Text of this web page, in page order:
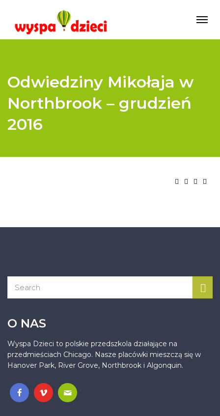
Odwiedziny Mikołaja w
Northbrook – grudzień
2016
O NAS
Wyspa Dzieci to polskie przedszkola działające na
przedmieściach Chicago. Nasze placówki mieszczą się w
Hanover Park, River Grove, Northbrook i Algonquin.
.